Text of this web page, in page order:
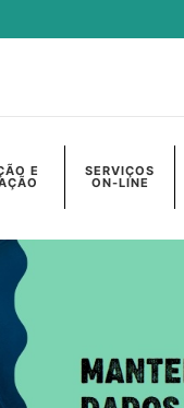
E SERVIÇOS
ON-LINE